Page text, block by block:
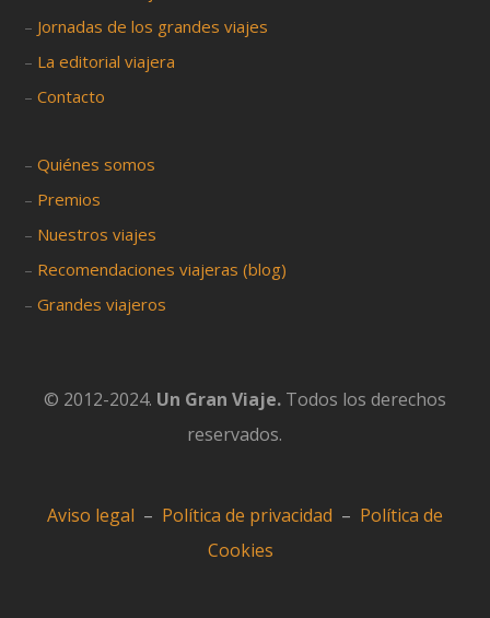
– Jornadas de los grandes viajes
– La editorial viajera
–Contacto
–Quiénes somos
– Premios
– Nuestros viajes
– Recomendaciones viajeras (blog)
–Grandes viajeros
© 2012-2024. Un Gran Viaje. Todos los derechos
reservados.
Aviso legal – Política de privacidad – Política de
Cookies